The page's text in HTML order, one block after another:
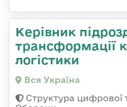
Керівник
трансформації
логістики
Вся Україна
Структура цифрової